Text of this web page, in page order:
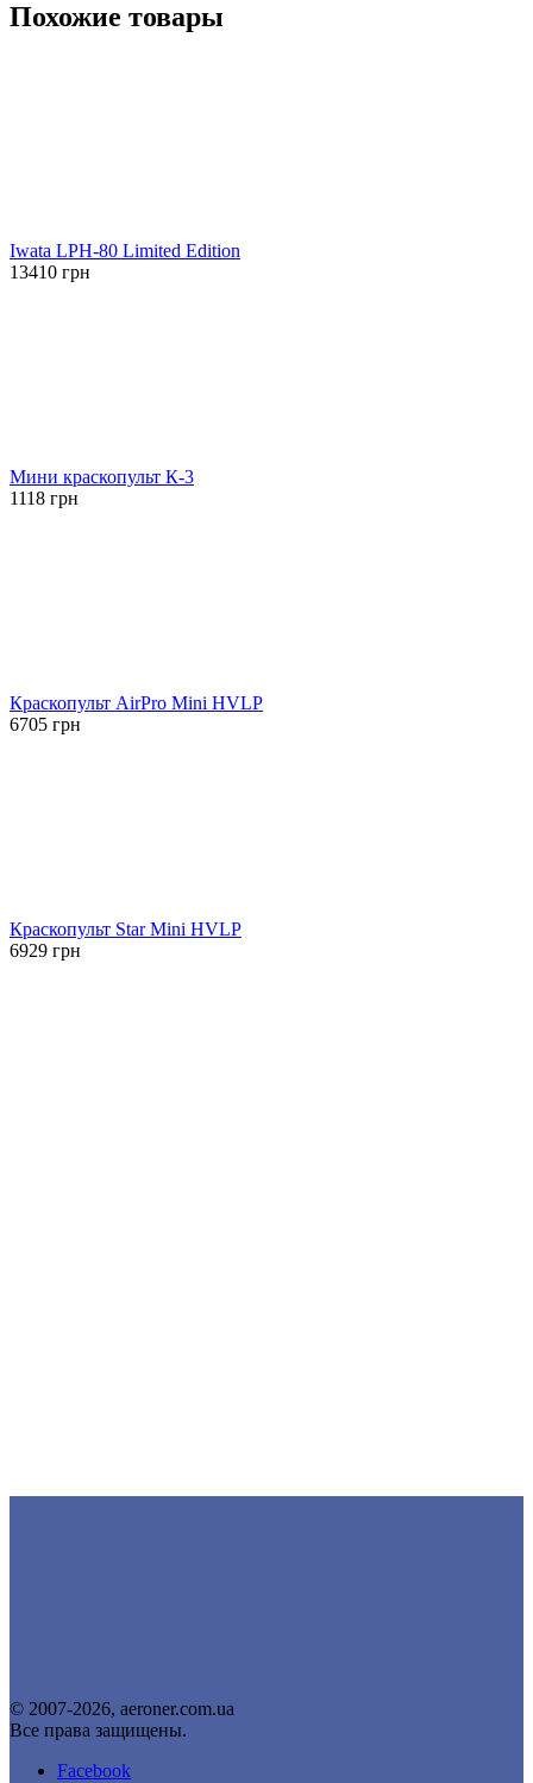
Похожие товары
Iwata LPH-80 Limited Edition
13410 грн
Мини краскопульт К-3
1118 грн
Краскопульт AirPro Mini HVLP
6705 грн
Краскопульт Star Mini HVLP
6929 грн
© 2007-2026, aeroner.com.ua
Все права защищены.
Facebook